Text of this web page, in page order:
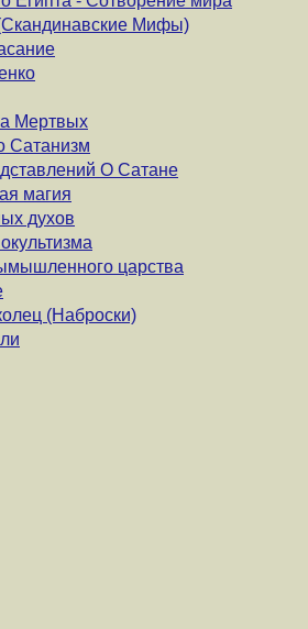
Мифы)
Мертвых
Сатанизм
О Сатане
магия
духов
царства
(Наброски)